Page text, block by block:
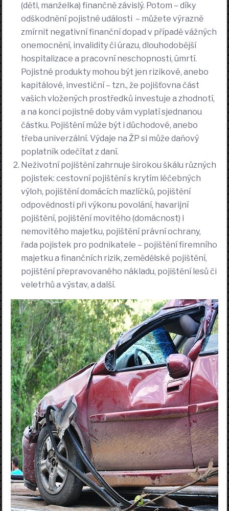
(děti, manželka) finančně závislý. Potom – díky
odškodnění pojistné události – můžete výrazně
zmírnit negativní finanční dopad v případě vážných
onemocnění, invalidity či úrazu, dlouhodobější
hospitalizace a pracovní neschopnosti, úmrtí.
Pojistné produkty mohou být jen rizikové, anebo
kapitálové, investiční – tzn., že pojišťovna část
vašich vložených prostředků investuje a zhodnotí,
a na konci pojistné doby vám vyplatí sjednanou
částku. Pojištění může být i důchodové, anebo
třeba univerzální. Výdaje na ŽP si může daňový
poplatník odečítat z daní.
Neživotní pojištění zahrnuje širokou škálu různých
pojistek: cestovní pojištění s krytím léčebných
výloh, pojištění domácích mazlíčků, pojištění
odpovědnosti při výkonu povolání, havarijní
pojištění, pojištění movitého (domácnost) i
nemovitého majetku, pojištění právní ochrany,
řada pojistek pro podnikatele – pojištění firemního
majetku a finančních rizik, zemědělské pojištění,
pojištění přepravovaného nákladu, pojištění lesů či
veletrhů a výstav, a další.